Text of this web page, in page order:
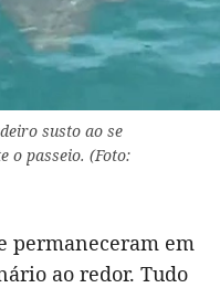
susto ao se
o passeio. (Foto:
permaneceram em
ao redor. Tudo